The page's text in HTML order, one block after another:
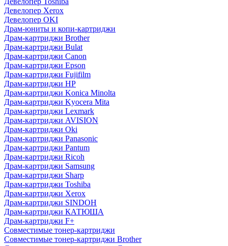
Девелопер Xerox
Девелопер OKI
Драм-юниты и копи-картриджи
Драм-картриджи Brother
Драм-картриджи Bulat
Драм-картриджи Canon
Драм-картриджи Epson
Драм-картриджи Fujifilm
Драм-картриджи HP
Драм-картриджи Konica Minolta
Драм-картриджи Kyocera Mita
Драм-картриджи Lexmark
Драм-картриджи AVISION
Драм-картриджи Oki
Драм-картриджи Panasonic
Драм-картриджи Pantum
Драм-картриджи Ricoh
Драм-картриджи Samsung
Драм-картриджи Sharp
Драм-картриджи Toshiba
Драм-картриджи Xerox
Драм-картриджи SINDOH
Драм-картриджи КАТЮША
Драм-картриджи F+
Совместимые тонер-картриджи
Совместимые тонер-картриджи Brother